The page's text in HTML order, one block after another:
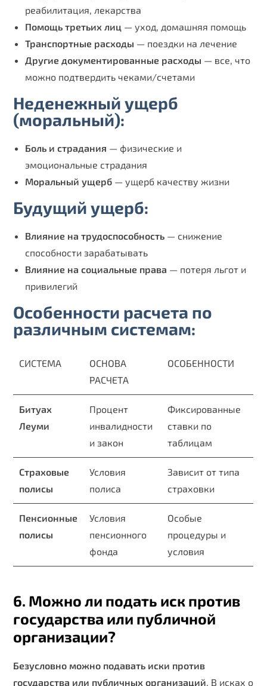
реабилитация, лекарства
Помощь третьих лиц — уход, домашняя помощь
Транспортные расходы — поездки на лечение
Другие документированные расходы — все, что
можно подтвердить чеками/счетами
Неденежный ущерб
(моральный):
Боль и страдания — физические и
эмоциональные страдания
Моральный ущерб — ущерб качеству жизни
Будущий ущерб:
Влияние на трудоспособность — снижение
способности зарабатывать
Влияние на социальные права — потеря льгот и
привилегий
Особенности расчета по
различным системам:
СИСТЕМА
ОСНОВА
РАСЧЕТА
ОСОБЕННОСТИ
Битуах
Леуми
Процент
инвалидности
и закон
Фиксированные
ставки по
таблицам
Страховые
полисы
Условия
полиса
Зависит от типа
страховки
Пенсионные
полисы
Условия
пенсионного
фонда
Особые
процедуры и
условия
6. Можно ли подать иск против
государства или публичной
организации?
Безусловно можно подавать иски против
государства или публичных организаций. В исках о